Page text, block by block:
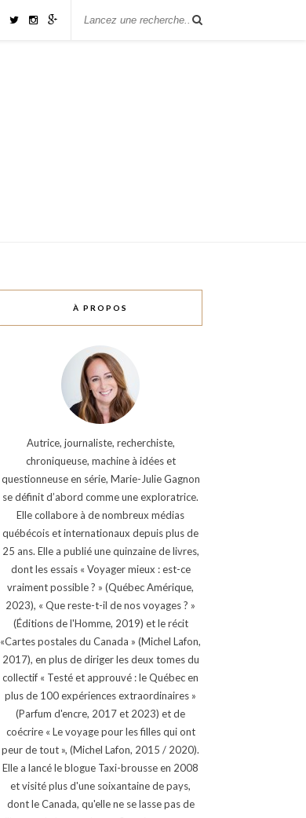
À PROPOS
Autrice, journaliste, recherchiste,
chroniqueuse, machine à idées et
questionneuse en série, Marie-Julie Gagnon
se définit d’abord comme une exploratrice.
Elle collabore à de nombreux médias
québécois et internationaux depuis plus de
25 ans. Elle a publié une quinzaine de livres,
dont les essais « Voyager mieux : est-ce
vraiment possible ? » (Québec Amérique,
2023), « Que reste-t-il de nos voyages ? »
(Éditions de l'Homme, 2019) et le récit
«Cartes postales du Canada » (Michel Lafon,
2017), en plus de diriger les deux tomes du
collectif « Testé et approuvé : le Québec en
plus de 100 expériences extraordinaires »
(Parfum d'encre, 2017 et 2023) et de
coécrire « Le voyage pour les filles qui ont
peur de tout », (Michel Lafon, 2015 / 2020).
Elle a lancé le blogue Taxi-brousse en 2008
et visité plus d'une soixantaine de pays,
dont le Canada, qu'elle ne se lasse pas de